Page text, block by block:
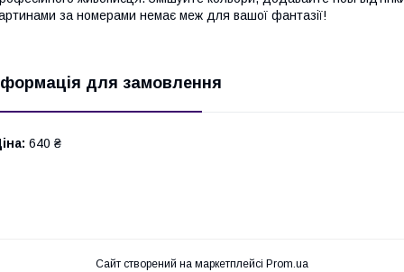
за номерами немає меж для вашої фантазії!
для замовлення
640 ₴
Сайт створений на маркетплейсі Prom.ua